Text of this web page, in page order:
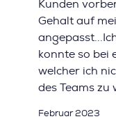
Kunden
Gehalt auf
konnte so bei
welcher ich
des Teams zu
Februar 2023